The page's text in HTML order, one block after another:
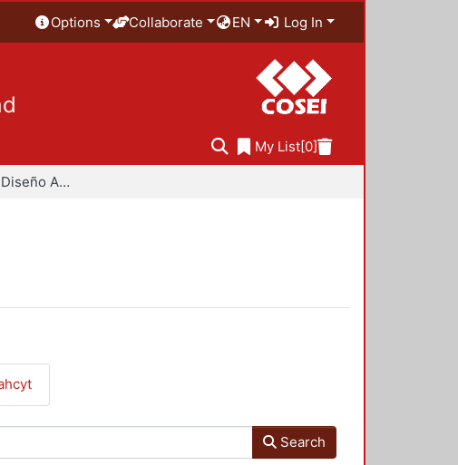
Options Collaborate EN Log In
My List[0]
Especialidad en Diseño Ambiental
Search